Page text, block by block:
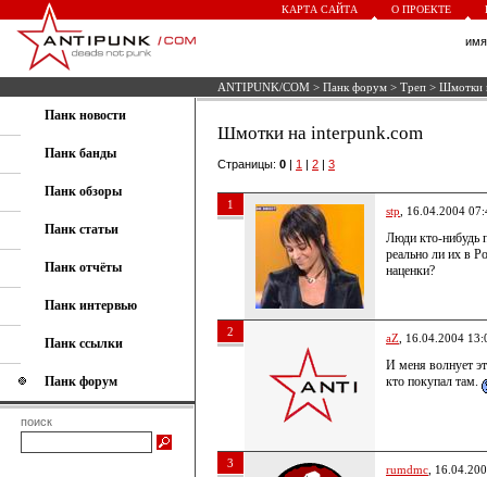
КАРТА САЙТА О ПРОЕКТЕ
ANTIPUNK/COM > Панк форум > Треп > Шмотки
Панк новости
Панк банды
Панк обзоры
Панк статьи
Панк отчёты
Панк интервью
Панк ссылки
Панк форум
поиск
Шмотки на interpunk.com
Страницы: 0 | 1 | 2 | 3
1 stp , 16.04.2004
Люди кто-нибудь
реально ли их в
наценки?
2 aZ , 16.04.2004
И меня волнует
кто покупал там.
3 rumdmc ,